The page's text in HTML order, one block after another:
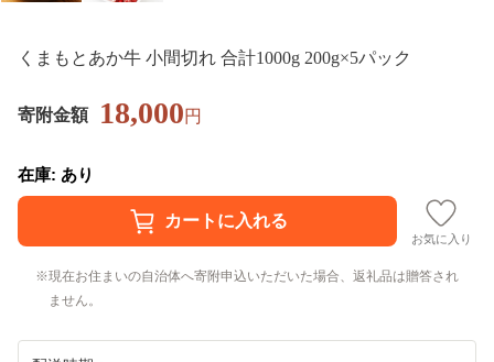
くまもとあか牛 小間切れ 合計1000g 200g×5パック
寄附金額 18,000円
在庫: あり
お気に入り
現在お住まいの自治体へ寄附申込いただいた場合、返礼品は贈答され
ません。